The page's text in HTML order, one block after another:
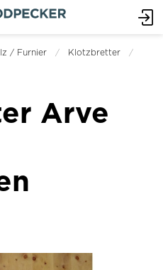
/ Furnier
Klotzbretter
Arve